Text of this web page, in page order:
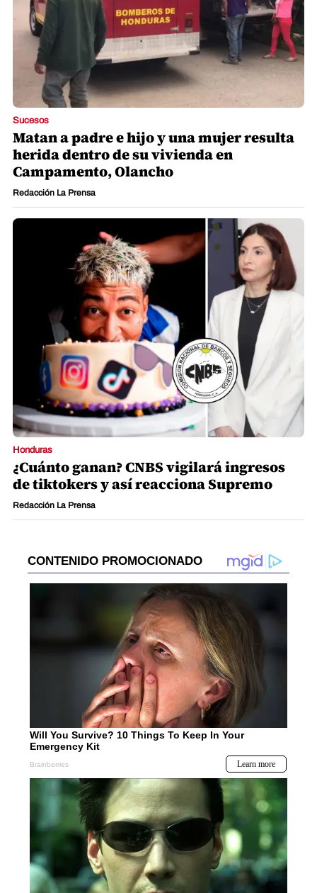
Sucesos
Matan a padre e hijo y una mujer resulta
herida dentro de su vivienda en
Campamento, Olancho
Redacción La Prensa
Honduras
¿Cuánto ganan? CNBS vigilará ingresos
de tiktokers y así reacciona Supremo
Redacción La Prensa